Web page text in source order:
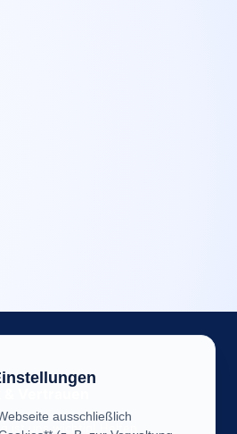
ist uns wichtig! Helfen
ausschließlich